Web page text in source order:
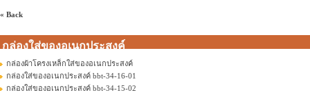
« Back
กล่องใส่ของอเนกประสงค์
กล่องผ้าโครงเหล็กใส่ของอเนกประสงค์
กล่องใส่ของอเนกประสงค์ bbt-34-16-01
กล่องใส่ของอเนกประสงค์ bbt-34-15-02